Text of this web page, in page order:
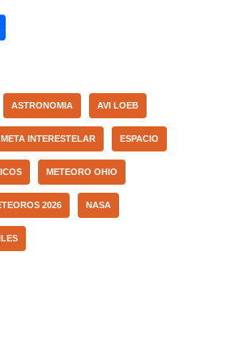
p
ar
tir
ASTRONOMIA AVI LOEB
INTERESTELAR ESPACIO
METEORO OHIO
2026 NASA